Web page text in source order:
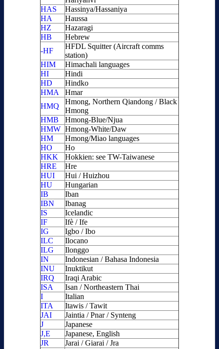
HAS
Hassinya/Hassaniya
HA
Haussa
HZ
Hazaragi
HB
Hebrew
-HF
HFDL Squitter (Aircraft comms
station)
HIM
Himachali languages
HI
Hindi
HD
Hindko
HMA
Hmar
HMQ
Hmong, Northern Qiandong / Black
Hmong
HMB
Hmong-Blue/Njua
HMW Hmong-White/Daw
HM
Hmong/Miao languages
HO
Ho
HKK
Hokkien: see TW-Taiwanese
HRE
Hre
HUI
Hui / Huizhou
HU
Hungarian
IB
Iban
IBN
Ibanag
IS
Icelandic
IF
Ifè / Ife
IG
Igbo / Ibo
ILC
Ilocano
ILG
Ilonggo
IN
Indonesian / Bahasa Indonesia
INU
Inuktikut
IRQ
Iraqi Arabic
ISA
Isan / Northeastern Thai
I
Italian
ITA
Itawis / Tawit
JAI
Jaintia / Pnar / Synteng
J
Japanese
J,E
Japanese, English
JR
Jarai / Giarai / Jra